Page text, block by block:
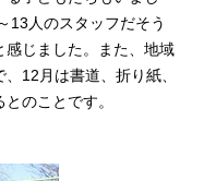
13人のスタッフだそう
感じました。また、地域
12月は書道、折り紙、
のことです。